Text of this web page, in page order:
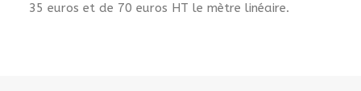
35 euros et de 70 euros HT le mètre linéaire.